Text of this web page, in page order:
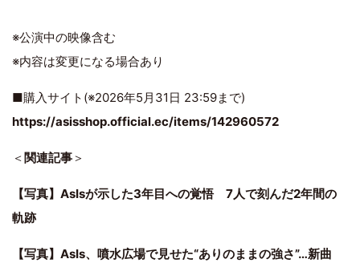
※公演中の映像含む
※内容は変更になる場合あり
■購入サイト(※2026年5月31日 23:59まで)
https://asisshop.official.ec/items/142960572
＜ 関連記事＞
【写真】AsIsが示した3年目への覚悟 7人で刻んだ2年間の
軌跡
【写真】AsIs、噴水広場で見せた“ありのままの強さ”…新曲